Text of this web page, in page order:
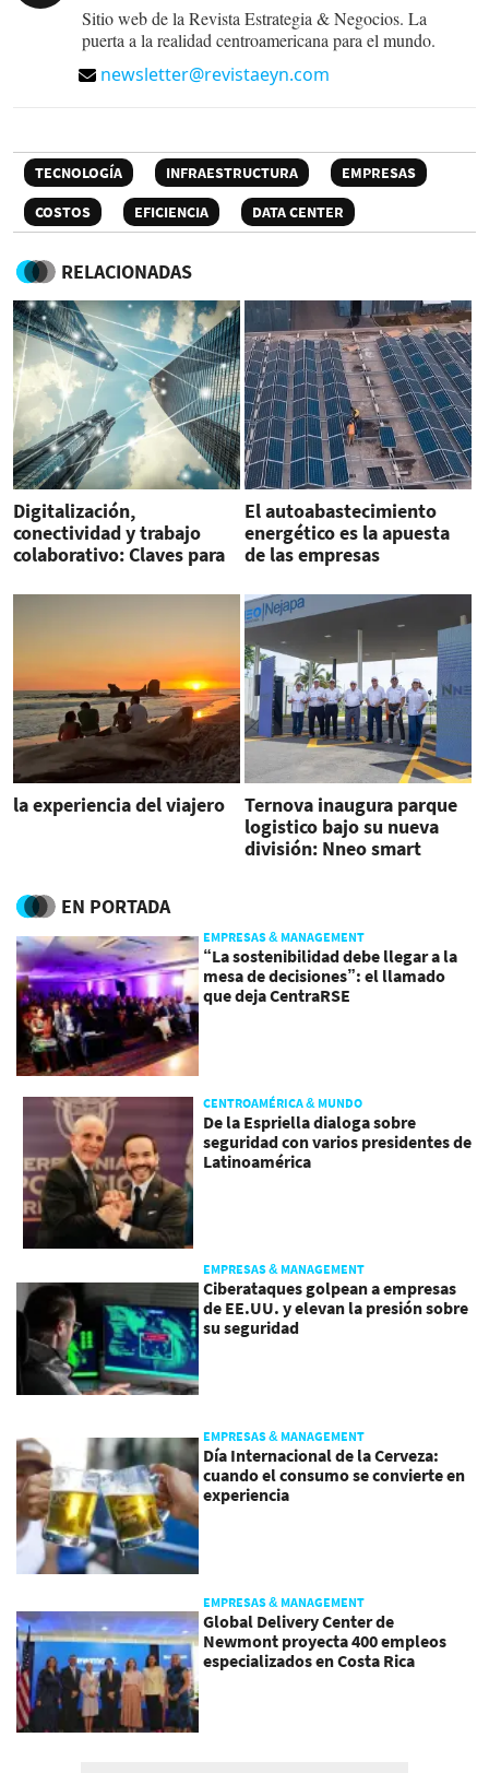
Sitio web de la Revista Estrategia & Negocios. La
puerta a la realidad centroamericana para el mundo.
newsletter@revistaeyn.com
TECNOLOGÍA INFRAESTRUCTURA
EMPRESAS
COSTOS
EFICIENCIA DATA CENTER
RELACIONADAS
Digitalización,
conectividad y trabajo
colaborativo: Claves para
El autoabastecimiento
energético es la apuesta
de las empresas
la experiencia del viajero
Ternova inaugura parque
logistico bajo su nueva
división: Nneo smart
EN PORTADA
EMPRESAS & MANAGEMENT
“La sostenibilidad debe llegar a la
mesa de decisiones”: el llamado
que deja CentraRSE
CENTROAMÉRICA & MUNDO
De la Espriella dialoga sobre
seguridad con varios presidentes de
Latinoamérica
EMPRESAS & MANAGEMENT
Ciberataques golpean a empresas
de EE.UU. y elevan la presión sobre
su seguridad
EMPRESAS & MANAGEMENT
Día Internacional de la Cerveza:
cuando el consumo se convierte en
experiencia
EMPRESAS & MANAGEMENT
Global Delivery Center de
Newmont proyecta 400 empleos
especializados en Costa Rica